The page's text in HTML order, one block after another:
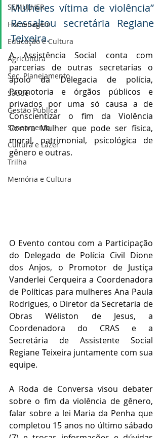
SEMULHER
Homenagem
Educação e Cultura
Agricultura
Sec. Planejamento
Saúde
Gestão Pública
Saneamento
Cultura e Lazer
Trilha
Memória e Cultura
Mulheres vítima de violência”
Ressaltou secretária Regiane
Teixeira.
A Assistência Social conta com
parcerias de outras secretarias o
apoio da Delegacia de polícia,
Promotoria e órgãos públicos e
privados por uma só causa a de
Conscientizar o fim da Violência
Contra Mulher que pode ser física,
moral, patrimonial, psicológica de
gênero e outras.
O Evento contou com a Participação
do Delegado de Polícia Civil Dione
dos Anjos, o Promotor de Justiça
Vanderlei Cerqueira a Coordenadora
de Políticas para mulheres Ana Paula
Rodrigues, o Diretor da Secretaria de
Obras Wéliston de Jesus, a
Coordenadora do CRAS e a
Secretária de Assistente Social
Regiane Teixeira juntamente com sua
equipe.
A Roda de Conversa visou debater
sobre o fim da violência de gênero,
falar sobre a lei Maria da Penha que
completou 15 anos no último sábado